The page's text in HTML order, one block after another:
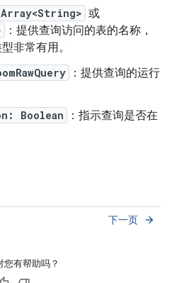
或
：提供查询访问的表的名称，
非常有用。
：提供查询的运行
Boolean
：指示查询是否在
下一页 arrow_forward
您有帮助吗？